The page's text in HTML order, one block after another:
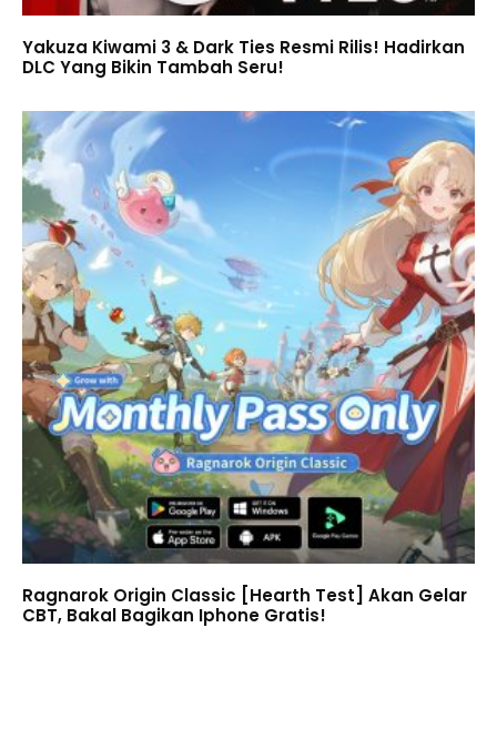
Yakuza Kiwami 3 & Dark Ties Resmi Rilis! Hadirkan
DLC Yang Bikin Tambah Seru!
Ragnarok Origin Classic [Hearth Test] Akan Gelar
CBT, Bakal Bagikan Iphone Gratis!